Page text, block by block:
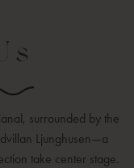
surrounded by the
Ljunghusen—a
take center stage.